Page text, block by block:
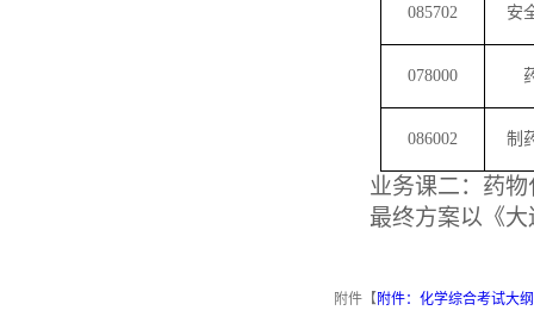
085702 安
078000
086002 制
业务课二：药
最终方案以《
附件【 附件：化学综合考试大